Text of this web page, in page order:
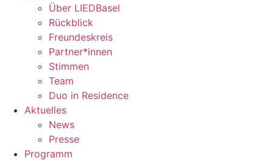
Über LIEDBasel
Rückblick
Freundeskreis
Partner*innen
Stimmen
Team
Duo in Residence
Aktuelles
News
Presse
Programm